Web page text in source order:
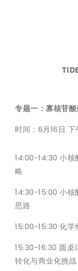
专题一：寡核苷
时间：6月16日
14:00-14:30 小核
略
14:30-15:00 小核
思路
15:00-15:30 化学
15:30-16:30 圆桌
转化与商业化挑战